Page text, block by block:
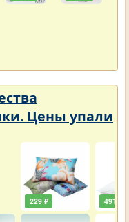
Цены упали
229 ₽ 491 ₽